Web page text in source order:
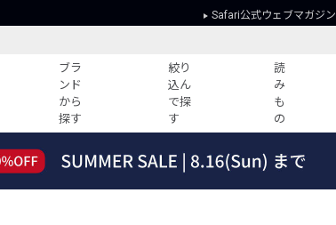
Safari公式ウェブマガジン
ブラ
ンド
から
探す
絞り
込ん
で探
す
読
み
も
の
すべての記事